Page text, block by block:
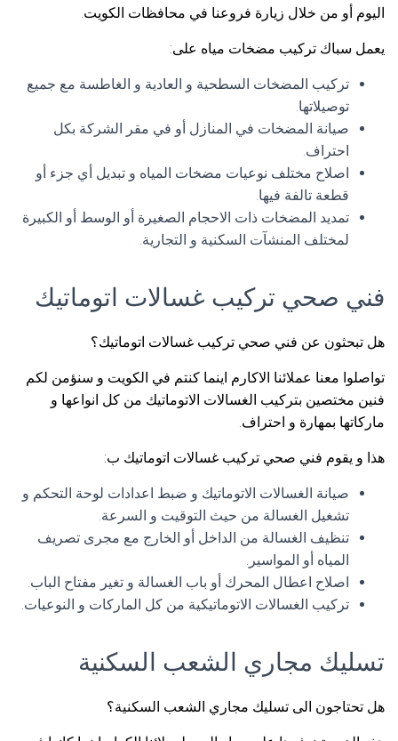
اليوم أو من خلال زيارة فروعنا في محافظات الكويت.
يعمل سباك تركيب مضخات مياه على:
تركيب المضخات السطحية و العادية و الغاطسة مع جميع
توصيلاتها.
صيانة المضخات في المنازل أو في مقر الشركة بكل
احتراف.
اصلاح مختلف نوعيات مضخات المياه و تبديل أي جزء أو
قطعة تالفة فيها.
تمديد المضخات ذات الاحجام الصغيرة أو الوسط أو الكبيرة
لمختلف المنشآت السكنية و التجارية.
فني صحي تركيب غسالات اتوماتيك
هل تبحثون عن فني صحي تركيب غسالات اتوماتيك؟
تواصلوا معنا عملائنا الاكارم اينما كنتم في الكويت و سنؤمن لكم
فنين مختصين بتركيب الغسالات الاتوماتيك من كل انواعها و
ماركاتها بمهارة و احتراف.
هذا و يقوم فني صحي تركيب غسالات اتوماتيك ب:
صيانة الغسالات الاتوماتيك و ضبط اعدادات لوحة التحكم و
تشغيل الغسالة من حيث التوقيت و السرعة.
تنظيف الغسالة من الداخل أو الخارج مع مجرى تصريف
المياه أو المواسير.
اصلاح اعطال المحرك أو باب الغسالة و تغير مفتاح الباب.
تركيب الغسالات الاتوماتيكية من كل الماركات و النوعيات.
تسليك مجاري الشعب السكنية
هل تحتاجون الى تسليك مجاري الشعب السكنية؟